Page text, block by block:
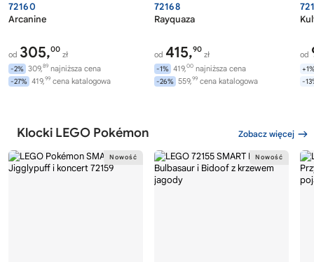
72160
Arcanine
od 305,00
zł
-2% 309,89 najniższa cena
-27% 419,99 cena katalogowa
72168
Rayquaza
od 415,90
zł
-1% 419,00 najniższa cena
-26% 559,99 cena katalogowa
od
-
Klocki LEGO Pokémon Zobacz więcej